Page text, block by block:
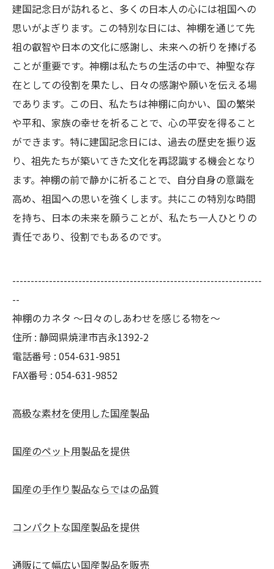
建国記念日が訪れると、多くの日本人の心には祖国への
思いがよぎります。この特別な日には、神棚を通じて先
祖の叡智や日本の文化に感謝し、未来への祈りを捧げる
ことが重要です。神棚は私たちの生活の中で、神聖な存
在としての役割を果たし、日々の感謝や願いを伝える場
であります。この日、私たちは神棚に向かい、国の繁栄
や平和、家族の幸せを祈ることで、心の平安を得ること
ができます。特に建国記念日には、過去の歴史を振り返
り、祖先たちが築いてきた文化を再認識する機会となり
ます。神棚の前で静かに祈ることで、自分自身の意識を
高め、祖国への思いを強くします。共にこの特別な時間
を持ち、日本の未来を願うことが、私たち一人ひとりの
責任であり、役割でもあるのです。
--------------------------------------------------------------------
--
神棚のカネタ ～日々のしあわせを感じる物を～
住所 : 静岡県焼津市吉永1392-2
電話番号 : 054-631-9851
FAX番号 : 054-631-9852
高級な素材を使用した国産製品
国産のペット用製品を提供
国産の手作り製品ならではの品質
コンパクトな国産製品を提供
通販にて幅広い国産製品を販売